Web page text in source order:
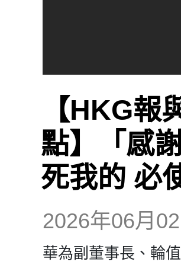
【HKG
點】「感
死我的 必
2026年06月
華為副董事長、輪